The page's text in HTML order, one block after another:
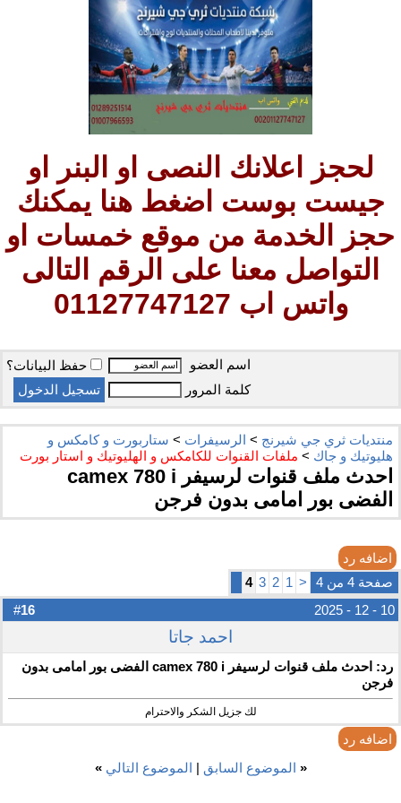
لحجز اعلانك النصى او البنر او
جيست بوست اضغط هنا يمكنك
حجز الخدمة من موقع خمسات او
التواصل معنا على الرقم التالى
واتس اب 01127747127
اسم العضو
حفظ البيانات؟
كلمة المرور
منتديات ثري جي شيرنج > الرسيفرات > ستاربورت و كامكس و
هليوتيك و جاك > ملفات القنوات للكامكس و الهليوتيك و استار بورت
احدث ملف قنوات لرسيفر camex 780 i
الفضى بور امامى بدون فرجن
اضافه رد
صفحة 4 من 4
<
1
2
3
4
16 10 - 12 - 2025
احمد جاتا
رد: احدث ملف قنوات لرسيفر camex 780 i الفضى بور امامى بدون
فرجن
لك جزيل الشكر والاحترام
اضافه رد
« الموضوع السابق | الموضوع التالي »